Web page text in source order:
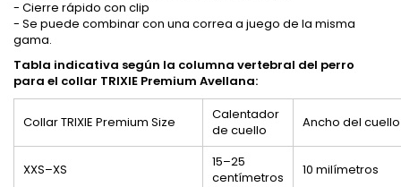
- Cierre rápido con clip
- Se puede combinar con una correa a juego de la misma
gama.
Tabla indicativa según la columna vertebral del perro
para el collar TRIXIE Premium Avellana:
Collar TRIXIE Premium Size
Calentador
de cuello
Ancho del cuello
XXS–XS
15–25
centímetros
10 milímetros